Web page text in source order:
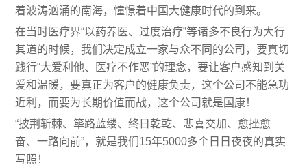
着波涛汹涌的南海，憧憬着中国大健康时代的到来。
在当时医疗界“以药养医、过度治疗”等诸多不良行为大行
其道的时候，我们决定成立一家与众不同的公司，要真切
践行“大爱利他、医疗不作恶”的理念，要让客户感知到关
爱和温暖，要真正为客户的健康负责，这个公司不能急功
近利，而要为长期价值而战，这个公司就是国康！
“披荆斩棘、筚路蓝缕、终日乾乾、悲喜交加、愈挫愈
奋、一路向前”，就是我们15年5000多个日日夜夜的真实
写照！